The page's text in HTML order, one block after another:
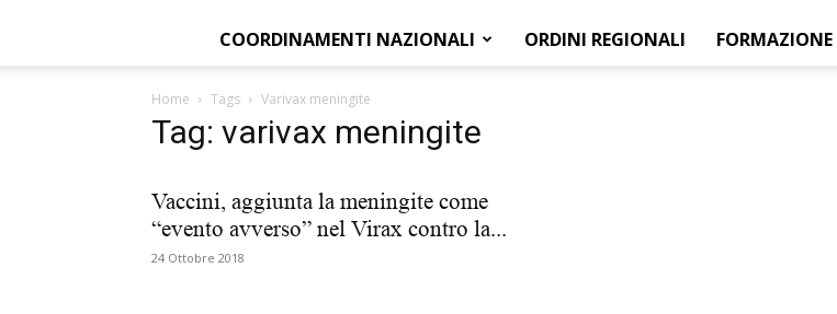
Federazione
COORDINAMENTI NAZIONALI ORDINI REGIONALI FORMAZIONE
Home Tags Varivax meningite
Tag: varivax meningite
Vaccini, aggiunta la meningite come
“evento avverso” nel Virax contro la...
24 Ottobre 2018